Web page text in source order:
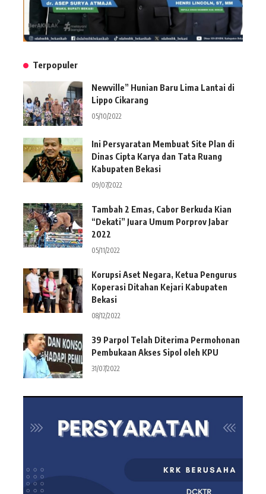
Terpopuler
Newville” Hunian Baru Lima Lantai di
Lippo Cikarang
05/10/2022
Ini Persyaratan Membuat Site Plan di
Dinas Cipta Karya dan Tata Ruang
Kabupaten Bekasi
09/07/2022
Tambah 2 Emas, Cabor Berkuda Kian
“Dekati” Juara Umum Porprov Jabar
2022
05/11/2022
Korupsi Aset Negara, Ketua Pengurus
Koperasi Ditahan Kejari Kabupaten
Bekasi
08/12/2022
39 Parpol Telah Diterima Permohonan
Pembukaan Akses Sipol oleh KPU
31/07/2022